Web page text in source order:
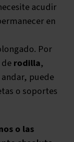
acudir
en
Por
rodilla,
puede
o soportes
o las